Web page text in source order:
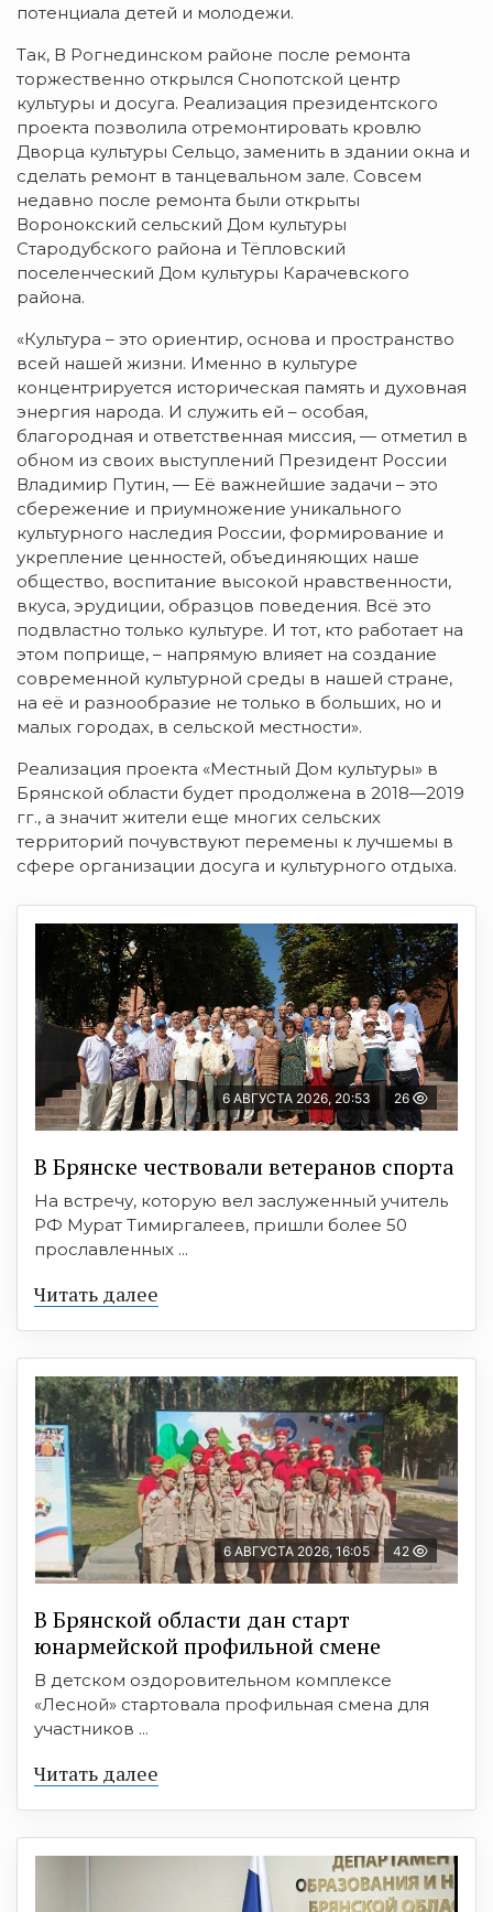
потенциала детей и молодежи.
Так, В Рогнединском районе после ремонта
торжественно открылся Снопотской центр
культуры и досуга. Реализация президентского
проекта позволила отремонтировать кровлю
Дворца культуры Сельцо, заменить в здании окна и
сделать ремонт в танцевальном зале. Совсем
недавно после ремонта были открыты
Воронокский сельский Дом культуры
Стародубского района и Тёпловский
поселенческий Дом культуры Карачевского
района.
«Культура – это ориентир, основа и пространство
всей нашей жизни. Именно в культуре
концентрируется историческая память и духовная
энергия народа. И служить ей – особая,
благородная и ответственная миссия, — отметил в
обном из своих выступлений Президент России
Владимир Путин, — Её важнейшие задачи – это
сбережение и приумножение уникального
культурного наследия России, формирование и
укрепление ценностей, объединяющих наше
общество, воспитание высокой нравственности,
вкуса, эрудиции, образцов поведения. Всё это
подвластно только культуре. И тот, кто работает на
этом поприще, – напрямую влияет на создание
современной культурной среды в нашей стране,
на её и разнообразие не только в больших, но и
малых городах, в сельской местности».
Реализация проекта «Местный Дом культуры» в
Брянской области будет продолжена в 2018—2019
гг., а значит жители еще многих сельских
территорий почувствуют перемены к лучшемы в
сфере организации досуга и культурного отдыха.
6 АВГУСТА 2026, 20:53 26
В Брянске чествовали ветеранов спорта
На встречу, которую вел заслуженный учитель
РФ Мурат Тимиргалеев, пришли более 50
прославленных ...
Читать далее
6 АВГУСТА 2026, 16:05 42
В Брянской области дан старт
юнармейской профильной смене
В детском оздоровительном комплексе
«Лесной» стартовала профильная смена для
участников ...
Читать далее